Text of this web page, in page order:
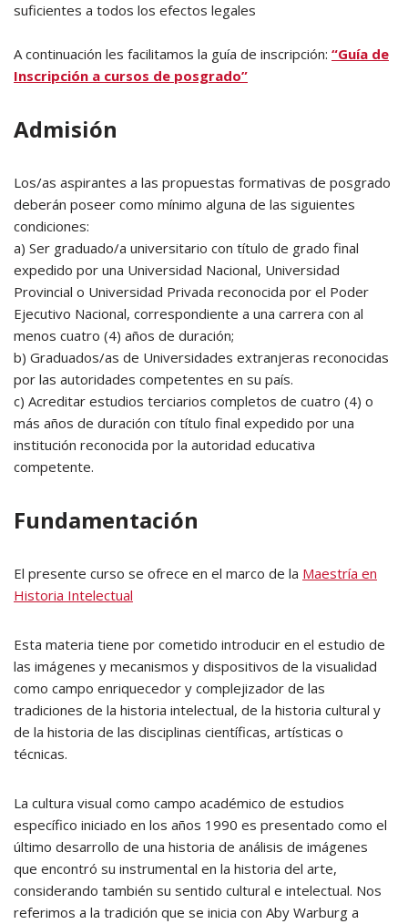
suficientes a todos los efectos legales
A continuación les facilitamos la guía de inscripción: “Guía de
Inscripción a cursos de posgrado”
Admisión
Los/as aspirantes a las propuestas formativas de posgrado
deberán poseer como mínimo alguna de las siguientes
condiciones:
a) Ser graduado/a universitario con título de grado final
expedido por una Universidad Nacional, Universidad
Provincial o Universidad Privada reconocida por el Poder
Ejecutivo Nacional, correspondiente a una carrera con al
menos cuatro (4) años de duración;
b) Graduados/as de Universidades extranjeras reconocidas
por las autoridades competentes en su país.
c) Acreditar estudios terciarios completos de cuatro (4) o
más años de duración con título final expedido por una
institución reconocida por la autoridad educativa
competente.
Fundamentación
El presente curso se ofrece en el marco de la Maestría en
Historia Intelectual
Esta materia tiene por cometido introducir en el estudio de
las imágenes y mecanismos y dispositivos de la visualidad
como campo enriquecedor y complejizador de las
tradiciones de la historia intelectual, de la historia cultural y
de la historia de las disciplinas científicas, artísticas o
técnicas.
La cultura visual como campo académico de estudios
específico iniciado en los años 1990 es presentado como el
último desarrollo de una historia de análisis de imágenes
que encontró su instrumental en la historia del arte,
considerando también su sentido cultural e intelectual. Nos
referimos a la tradición que se inicia con Aby Warburg a